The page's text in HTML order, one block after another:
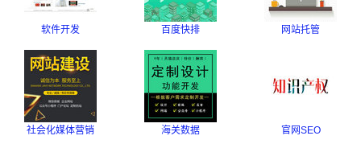
软件开发 百度快排 网站托管
社会化媒体营销 海关数据 官网SEO